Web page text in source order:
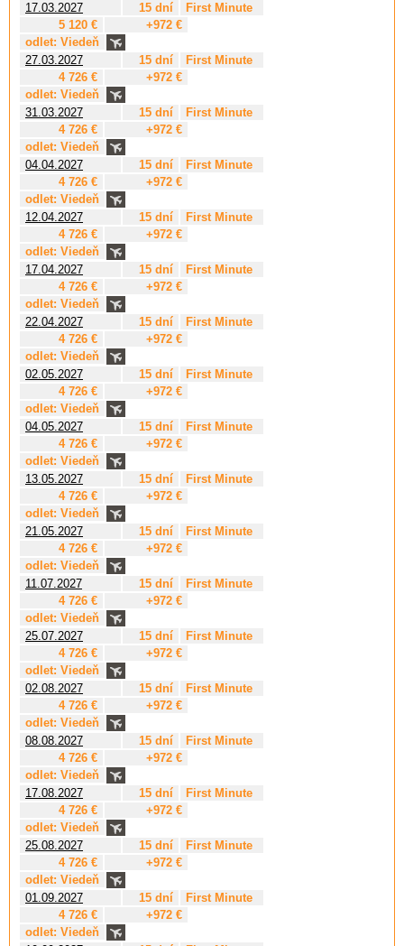
17.03.2027
15 dní
First Minute
5 120 €
+972 €
odlet: Viedeň
27.03.2027
15 dní
First Minute
4 726 €
+972 €
odlet: Viedeň
31.03.2027
15 dní
First Minute
4 726 €
+972 €
odlet: Viedeň
04.04.2027
15 dní
First Minute
4 726 €
+972 €
odlet: Viedeň
12.04.2027
15 dní
First Minute
4 726 €
+972 €
odlet: Viedeň
17.04.2027
15 dní
First Minute
4 726 €
+972 €
odlet: Viedeň
22.04.2027
15 dní
First Minute
4 726 €
+972 €
odlet: Viedeň
02.05.2027
15 dní
First Minute
4 726 €
+972 €
odlet: Viedeň
04.05.2027
15 dní
First Minute
4 726 €
+972 €
odlet: Viedeň
13.05.2027
15 dní
First Minute
4 726 €
+972 €
odlet: Viedeň
21.05.2027
15 dní
First Minute
4 726 €
+972 €
odlet: Viedeň
11.07.2027
15 dní
First Minute
4 726 €
+972 €
odlet: Viedeň
25.07.2027
15 dní
First Minute
4 726 €
+972 €
odlet: Viedeň
02.08.2027
15 dní
First Minute
4 726 €
+972 €
odlet: Viedeň
08.08.2027
15 dní
First Minute
4 726 €
+972 €
odlet: Viedeň
17.08.2027
15 dní
First Minute
4 726 €
+972 €
odlet: Viedeň
25.08.2027
15 dní
First Minute
4 726 €
+972 €
odlet: Viedeň
01.09.2027
15 dní
First Minute
4 726 €
+972 €
odlet: Viedeň